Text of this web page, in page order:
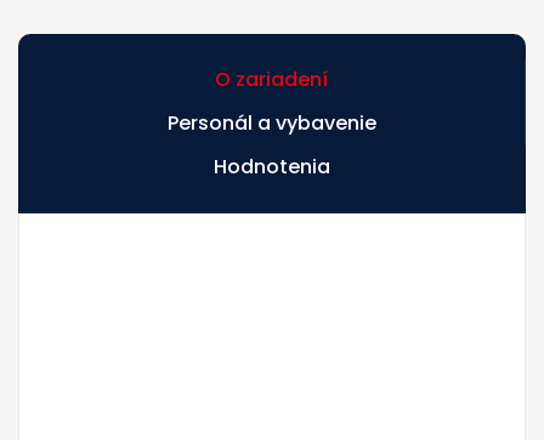
O zariadení
Personál a vybavenie
Hodnotenia